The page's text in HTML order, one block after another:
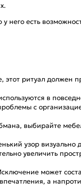
него есть
ритуал должен
в
с
выбирайте
узор визуально
увеличить
может
а